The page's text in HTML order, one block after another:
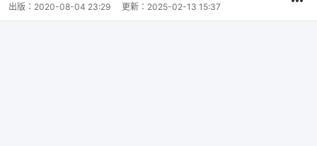
出版： 2020-08-04 23:29 更新： 2025-02-13 15:37